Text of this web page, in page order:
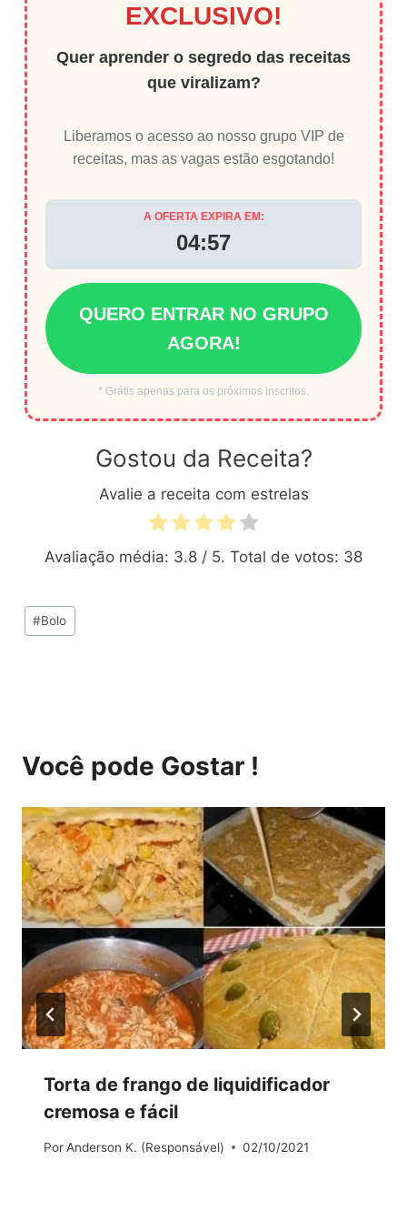
EXCLUSIVO!
Quer aprender o segredo das receitas
que viralizam?
Liberamos o acesso ao nosso grupo VIP de
receitas, mas as vagas estão esgotando!
A OFERTA EXPIRA EM:
04:56
QUERO ENTRAR NO GRUPO
AGORA!
* Grátis apenas para os próximos inscritos.
Gostou da Receita?
Avalie a receita com estrelas
Avaliação média: 3.8 / 5. Total de votos: 38
Tags
do
#Bolo
Você pode Gostar !
Torta de frango de liquidificador
cremosa e fácil
Por Anderson K. (Responsável) 02/10/2021